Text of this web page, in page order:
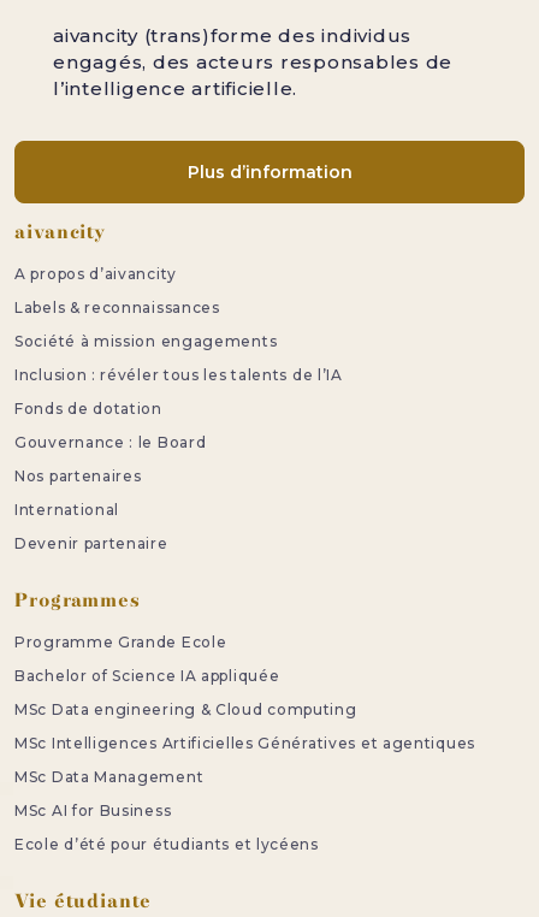
aivancity (trans)forme des individus
engagés, des acteurs responsables de
l’intelligence artificielle.
Plus d’information
Pied de page
aivancity
A propos d’aivancity
Labels & reconnaissances
Société à mission engagements
Inclusion : révéler tous les talents de l’IA
Fonds de dotation
Gouvernance : le Board
Nos partenaires
International
Devenir partenaire
Programmes
Programme Grande Ecole
Bachelor of Science IA appliquée
MSc Data engineering & Cloud computing
MSc Intelligences Artificielles Génératives et agentiques
MSc Data Management
MSc AI for Business
Ecole d’été pour étudiants et lycéens
Vie étudiante